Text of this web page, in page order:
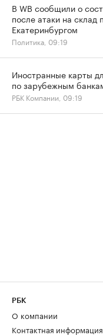
В WB сообщили о
после атаки на склад
Екатеринбургом
Политика, 09:19
Иностранные карты
по зарубежным
РБК Компании, 09:19
РБК
О компании
Контактная информация